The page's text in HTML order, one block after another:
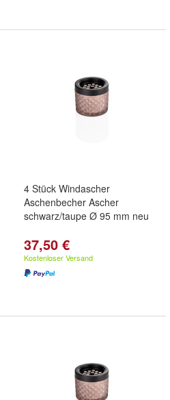
4 Stück Windascher
Aschenbecher Ascher
schwarz/taupe Ø 95 mm neu
37,50 €
Kostenloser Versand